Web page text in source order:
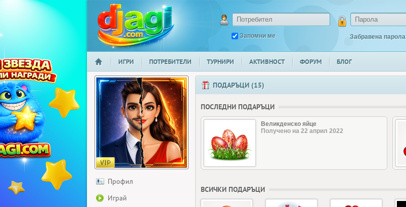
djagi.com
Запомни ме Забравена парола
НАЧАЛО
ИГРИ ПОТРЕБИТЕЛИ ТУРНИРИ АКТИВНОСТ ФОРУМ БЛОГ
Профил
Играй
ПОДАРЪЦИ (15)
ПОСЛЕДНИ ПОДАРЪЦИ
Великденско яйце
Получено на 22 април 2022
ВСИЧКИ ПОДАРЪЦИ